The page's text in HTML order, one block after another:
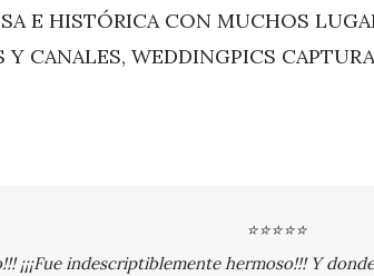
E HISTÓRICA CON MUCHOS
Y CANALES, WEDDINGPICS
⭐⭐⭐⭐⭐
¡¡¡Fue indescriptiblemente hermoso!!! Y